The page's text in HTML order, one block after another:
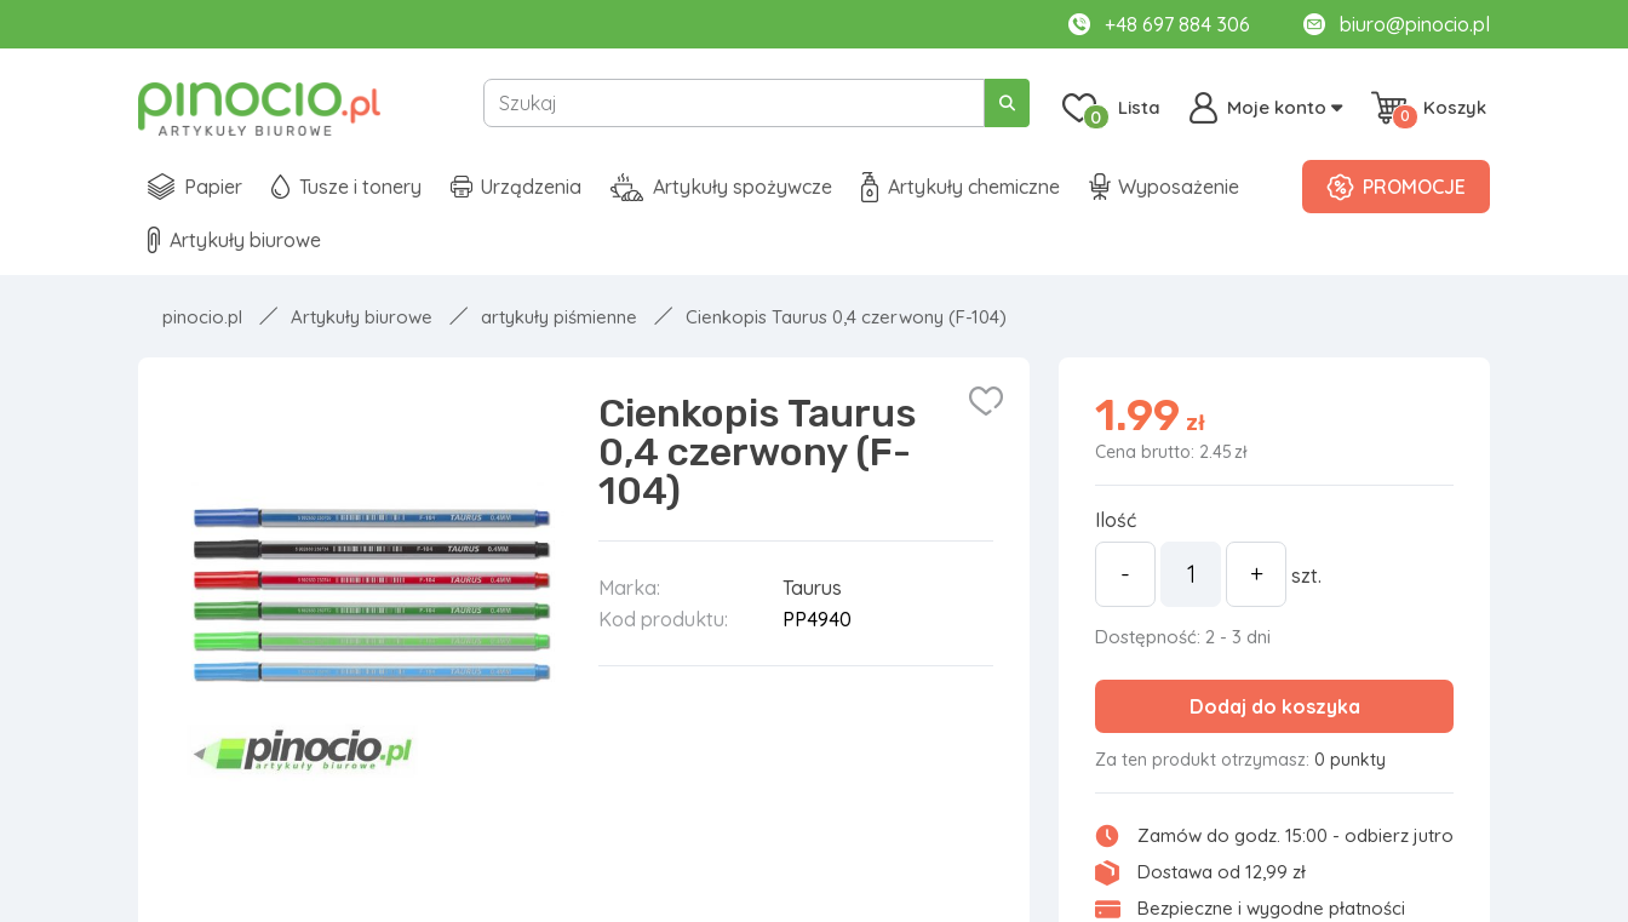
+48 697 884 306 biuro@pinocio.pl
Lista
0 Moje konto Koszyk
0
Papier Tusze i tonery Urządzenia Artykuły spożywcze Artykuły chemiczne Wyposażenie
Artykuły biurowe
PROMOCJE
pinocio.pl Artykuły biurowe artykuły piśmienne Cienkopis Taurus 0,4 czerwony (F-104)
Cienkopis Taurus
0,4 czerwony (F-
104)
Marka:
Taurus
Kod produktu:
PP4940
1.99 zł
Cena brutto: 2.45zł
Ilość
- + szt.
Dostępność: 2 - 3 dni
Dodaj do koszyka
Za ten produkt otrzymasz: 0 punkty
Zamów do godz. 15:00 - odbierz jutro
Dostawa od 12,99 zł
Bezpieczne i wygodne płatności